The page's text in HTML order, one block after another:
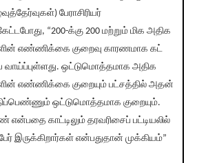
பேராசிரியர்
“200-க்கு 200 மற்றும் மிக அதிக
எண்ணிக்கை குறைவு காரணமாக கட்
ஒட்டுமொத்தமாக அதிக
எண்ணிக்கை குறையும் பட்சத்தில் அதன்
ஒட்டுமொத்தமாக குறையும்.
காட்டிலும் தரவரிசைப் பட்டியலில்
இருக்கிறார்கள் என்பதுதான் முக்கியம்”